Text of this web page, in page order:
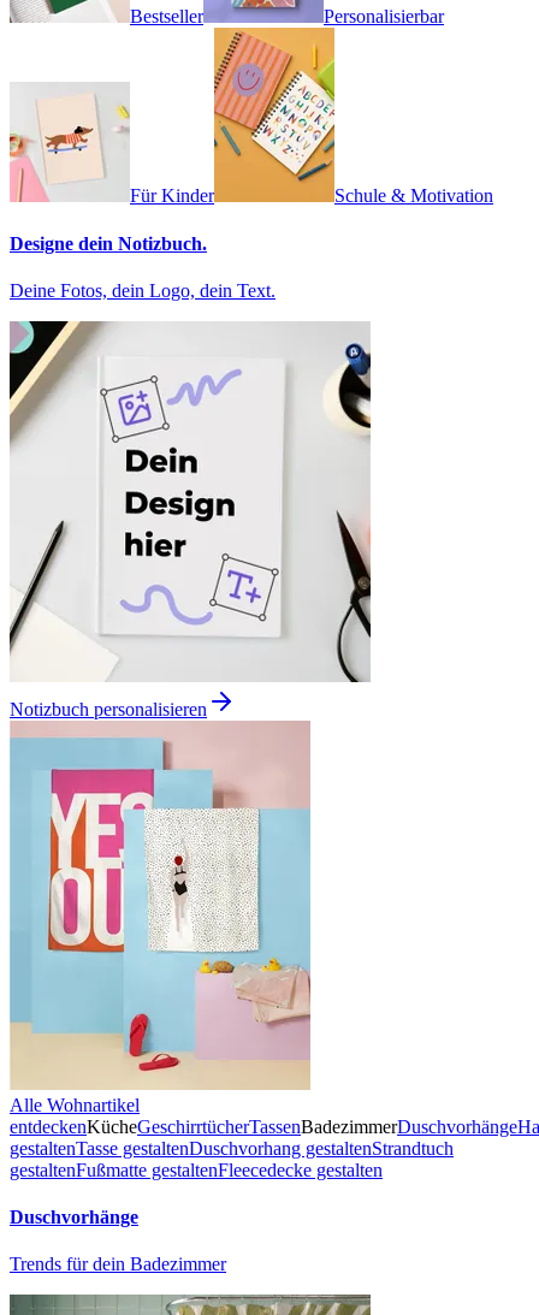
Bestseller Personalisierbar
Für Kinder Schule & Motivation
Designe dein Notizbuch.
Deine Fotos, dein Logo, dein Text.
Notizbuch personalisieren
Alle Wohnartikel
entdeckenKücheGeschirrtücherTassenBadezimmerDuschvorhänge
gestaltenTasse gestaltenDuschvorhang gestaltenStrandtuch
gestaltenFußmatte gestaltenFleecedecke gestalten
Duschvorhänge
Trends für dein Badezimmer